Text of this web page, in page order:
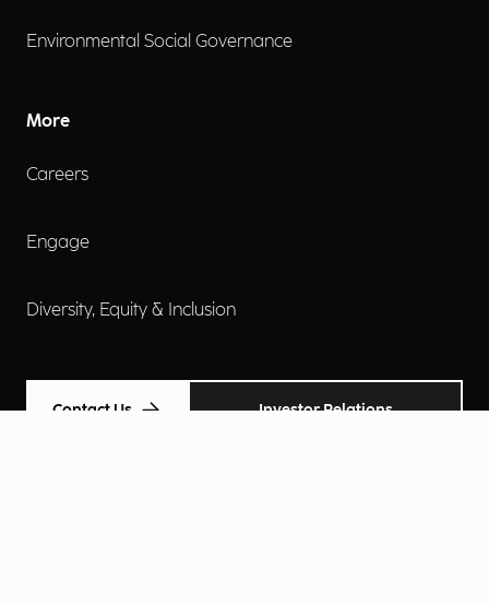
Environmental Social Governance
More
Careers
Engage
Diversity, Equity & Inclusion
Contact Us Investor Relations